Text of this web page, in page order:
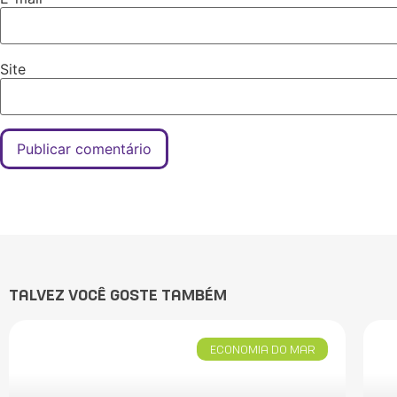
Site
TALVEZ VOCÊ GOSTE TAMBÉM
ECONOMIA DO MAR